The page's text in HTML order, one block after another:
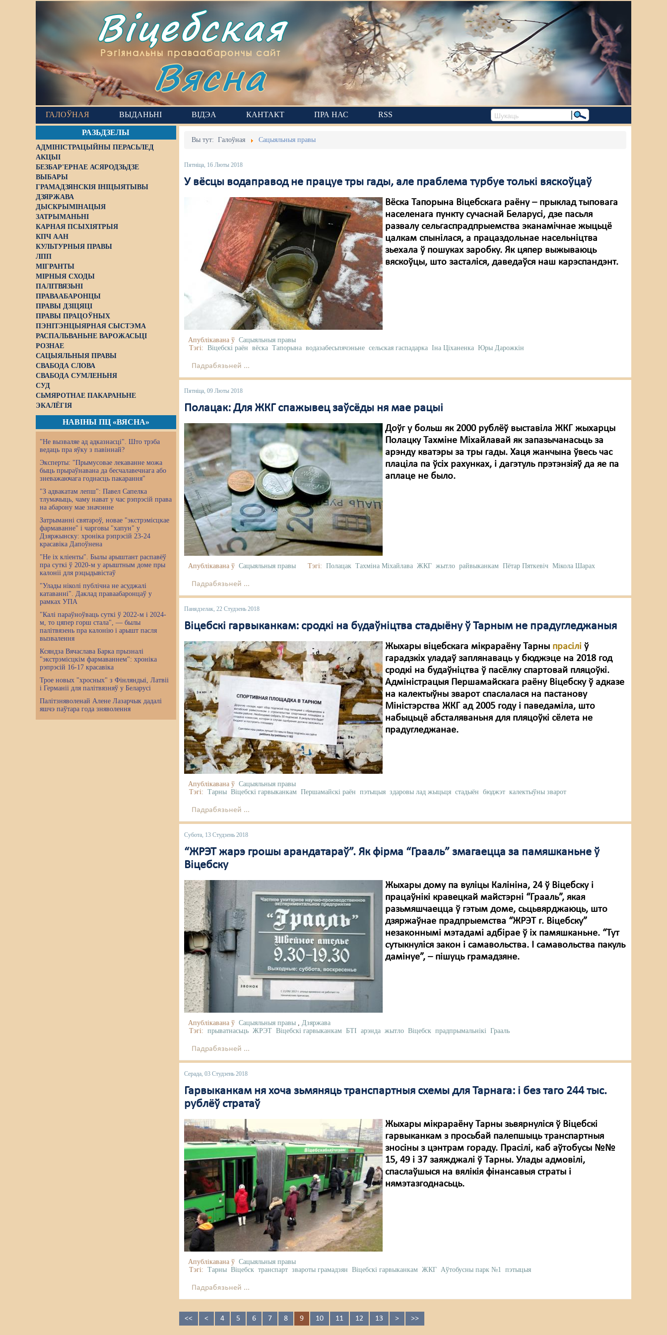
Віцебская
Рэгіянальны праваабарончы сайт
Вясна
ГАЛОЎНАЯ ВЫДАНЬНІ ВІДЭА КАНТАКТ ПРА НАС RSS
РАЗЬДЗЕЛЫ
АДМІНІСТРАЦЫЙНЫ ПЕРАСЬЛЕД
АКЦЫІ
БЕЗБАР'ЕРНАЕ АСЯРОДЗЬДЗЕ
ВЫБАРЫ
ГРАМАДЗЯНСКІЯ ІНІЦЫЯТЫВЫ
ДЗЯРЖАВА
ДЫСКРЫМІНАЦЫЯ
ЗАТРЫМАНЬНІ
КАРНАЯ ПСЫХІЯТРЫЯ
КПЧ ААН
КУЛЬТУРНЫЯ ПРАВЫ
ЛПП
МІГРАНТЫ
МІРНЫЯ СХОДЫ
ПАЛІТВЯЗЬНІ
ПРАВААБАРОНЦЫ
ПРАВЫ ДЗІЦЯЦІ
ПРАВЫ ПРАЦОЎНЫХ
ПЭНІТЭНЦЫЯРНАЯ СЫСТЭМА
РАСПАЛЬВАНЬНЕ ВАРОЖАСЬЦІ
РОЗНАЕ
САЦЫЯЛЬНЫЯ ПРАВЫ
СВАБОДА СЛОВА
СВАБОДА СУМЛЕНЬНЯ
СУД
СЬМЯРОТНАЕ ПАКАРАНЬНЕ
ЭКАЛЁГІЯ
НАВІНЫ ПЦ «ВЯСНА»
"Не вызваляе ад адказнасці". Што трэба
ведаць пра яўку з павіннай?
Эксперты: "Прымусовае лекаванне можа
быць прыраўнавана да бесчалавечнага або
зневажаючага годнасць пакарання"
"З адвакатам лепш": Павел Сапелка
тлумачыць, чаму нават у час рэпрэсій права
на абарону мае значэнне
Затрыманні святароў, новае "экстрэмісцкае
фармаванне" і чарговы "хапун" у
Дзяржынску: хроніка рэпрэсій 23-24
красавіка Дапоўнена
"Не іх кліенты". Былы арыштант распавёў
пра суткі ў 2020-м у арыштным доме пры
калоніі для рэцыдывістаў
"Улады ніколі публічна не асуджалі
катаванні". Даклад праваабаронцаў у
рамках УПА
"Калі параўноўваць суткі ў 2022-м і 2024-
м, то цяпер горш стала", — былы
палітвязень пра калонію і арышт пасля
вызвалення
Ксяндза Вячаслава Барка прызналі
"экстрэмісцкім фармаваннем": хроніка
рэпрэсій 16-17 красавіка
Трое новых "хросных" з Фінляндыі, Латвіі
і Германіі для палітвязняў у Беларусі
Палітзняволенай Алене Лазарчык дадалі
яшчэ паўтара года зняволення
Вы тут:Галоўная Сацыяльныя правы
Пятніца, 16 Люты 2018
У вёсцы водаправод не працуе тры гады, але праблема турбуе толькі вяскоўцаў
Вёска Тапорына Віцебскага раёну – прыклад тыповага
населенага пункту сучаснай Беларусі, дзе пасьля
развалу сельгаспрадпрыемства эканамічнае жыцьцё
цалкам спынілася, а працаздольнае насельніцтва
зьехала ў пошуках заробку. Як цяпер выжываюць
вяскоўцы, што засталіся, даведаўся наш карэспандэнт.
Апублікавана ў Сацыяльныя правы
Тэгі:
Віцебскі раён вёска Тапорына водазабесьпячэньне сельская гаспадарка Іна Ціханенка Юры Дарожкін
Падрабязьней ...
Пятніца, 09 Люты 2018
Полацак: Для ЖКГ спажывец заўсёды ня мае рацыі
Доўг у больш як 2000 рублёў выставіла ЖКГ жыхарцы
Полацку Тахміне Міхайлавай як запазычанасьць за
арэнду кватэры за тры гады. Хаця жанчына ўвесь час
плаціла па ўсіх рахунках, і дагэтуль прэтэнзіяў да яе па
аплаце не было.
Апублікавана ў Сацыяльныя правы Тэгі: Полацак Тахміна Міхайлава ЖКГ жытло райвыканкам Пётар Пяткевіч Мікола Шарах
Падрабязьней ...
Панядзелак, 22 Студзень 2018
Віцебскі гарвыканкам: сродкі на будаўніцтва стадыёну ў Тарным не прадугледжаныя
Жыхары віцебскага мікрараёну Тарны прасілі ў
гарадзкіх уладаў заплянаваць у бюджэце на 2018 год
сродкі на будаўніцтва ў пасёлку спартовай пляцоўкі.
Адміністрацыя Першамайскага раёну Віцебску ў адказе
на калектыўны зварот спаслалася на пастанову
Міністэрства ЖКГ ад 2005 году і паведаміла, што
набыцьцё абсталяваньня для пляцоўкі сёлета не
прадугледжанае.
Апублікавана ў Сацыяльныя правы
Тэгі:
Тарны Віцебскі гарвыканкам Першамайскі раён пэтыцыя здаровы лад жыцьця стадыён бюджэт калектыўны зварот
Падрабязьней ...
Субота, 13 Студзень 2018
“ЖРЭТ жарэ грошы арандатараў”. Як фірма “Грааль” змагаецца за памяшканьне ў
Віцебску
Жыхары дому па вуліцы Калініна, 24 ў Віцебску і
працаўнікі кравецкай майстэрні “Грааль”, якая
разьмяшчаецца ў гэтым доме, сьцьвярджаюць, што
дзяржаўнае прадпрыемства “ЖРЭТ г. Віцебску”
незаконнымі мэтадамі адбірае ў іх памяшканьне. “Тут
сутыкнуліся закон і самавольства. І самавольства пакуль
дамінуе”, – пішуць грамадзяне.
Апублікавана ў Сацыяльныя правы ,Дзяржава
Тэгі:
прыватнасьць ЖРЭТ Віцебскі гарвыканкам БТІ арэнда жытло Віцебск прадпрымальнікі Грааль
Падрабязьней ...
Серада, 03 Студзень 2018
Гарвыканкам ня хоча зьмяняць транспартныя схемы для Тарнага: і без таго 244 тыс.
рублёў стратаў
Жыхары мікрараёну Тарны зьвярнуліся ў Віцебскі
гарвыканкам з просьбай палепшыць транспартныя
зносіны з цэнтрам гораду. Прасілі, каб аўтобусы №№
15, 49 і 37 заяжджалі ў Тарны. Улады адмовілі,
спаслаўшыся на вялікія фінансавыя страты і
нямэтазгоднасьць.
Апублікавана ў Сацыяльныя правы
Тэгі:
Тарны Віцебск транспарт звароты грамадзян Віцебскі гарвыканкам ЖКГ Аўтобусны парк №1 пэтыцыя
Падрабязьней ...
<< < 4 5 6 7 8 9 10 11 12 13 > >>